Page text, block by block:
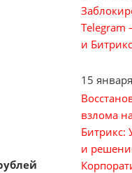
и
15
взлома
Битрикс:
и